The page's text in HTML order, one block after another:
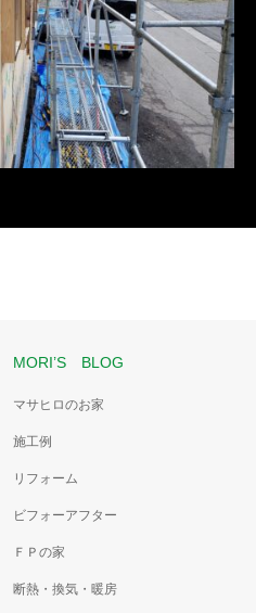
MORI’S BLOG
マサヒロのお家
施工例
リフォーム
ビフォーアフター
ＦＰの家
断熱・換気・暖房